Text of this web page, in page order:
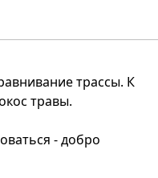
трассы. К
травы.
- добро